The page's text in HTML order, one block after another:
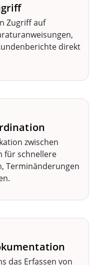
Zugriff auf
direkt
zwischen
für schnellere
Terminänderungen
das Erfassen von